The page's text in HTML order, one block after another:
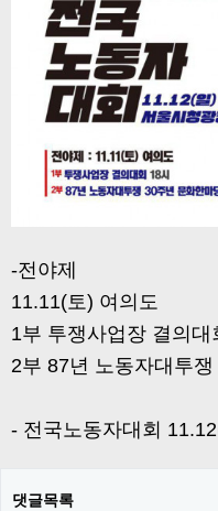
-전야제
11.11(토) 여의도
1부 투쟁사업장 결의대
2부 87년 노동자대투
- 전국노동자대회
댓글목록